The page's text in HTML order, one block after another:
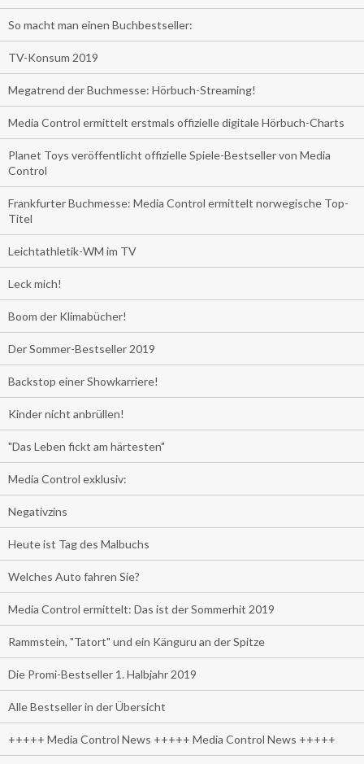
So macht man einen Buchbestseller:
TV-Konsum 2019
Megatrend der Buchmesse: Hörbuch-Streaming!
Media Control ermittelt erstmals offizielle digitale Hörbuch-Charts
Planet Toys veröffentlicht offizielle Spiele-Bestseller von Media
Control
Frankfurter Buchmesse: Media Control ermittelt norwegische Top-
Titel
Leichtathletik-WM im TV
Leck mich!
Boom der Klimabücher!
Der Sommer-Bestseller 2019
Backstop einer Showkarriere!
Kinder nicht anbrüllen!
"Das Leben fickt am härtesten"
Media Control exklusiv:
Negativzins
Heute ist Tag des Malbuchs
Welches Auto fahren Sie?
Media Control ermittelt: Das ist der Sommerhit 2019
Rammstein, "Tatort" und ein Känguru an der Spitze
Die Promi-Bestseller 1. Halbjahr 2019
Alle Bestseller in der Übersicht
+++++ Media Control News +++++ Media Control News +++++